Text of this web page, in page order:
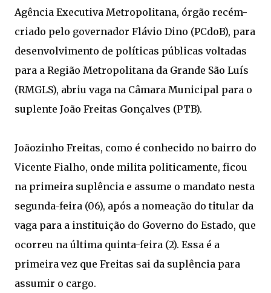
Agência Executiva Metropolitana, órgão recém-
criado pelo governador Flávio Dino (PCdoB), para
desenvolvimento de políticas públicas voltadas
para a Região Metropolitana da Grande São Luís
(RMGLS), abriu vaga na Câmara Municipal para o
suplente João Freitas Gonçalves (PTB).
Joãozinho Freitas, como é conhecido no bairro do
Vicente Fialho, onde milita politicamente, ficou
na primeira suplência e assume o mandato nesta
segunda-feira (06), após a nomeação do titular da
vaga para a instituição do Governo do Estado, que
ocorreu na última quinta-feira (2). Essa é a
primeira vez que Freitas sai da suplência para
assumir o cargo.